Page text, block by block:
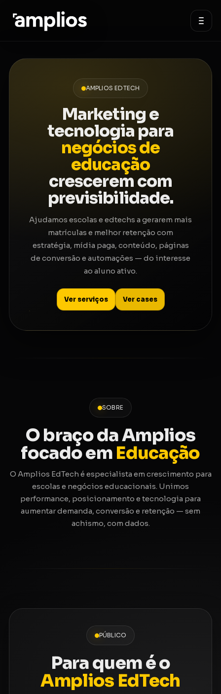
AMPLIOS EDTECH
Marketing e
tecnologia para
negócios de
educação
crescerem com
previsibilidade.
Ajudamos escolas e edtechs a gerarem mais
matrículas e melhor retenção com
estratégia, mídia paga, conteúdo, páginas
de conversão e automações — do interesse
ao aluno ativo.
Ver serviços Ver cases
SOBRE
O braço da Amplios
focado em Educação
O Amplios EdTech é especialista em crescimento para
escolas e negócios educacionais. Unimos
performance, posicionamento e tecnologia para
aumentar demanda, conversão e retenção — sem
achismo, com dados.
PÚBLICO
Para quem é o
Amplios EdTech